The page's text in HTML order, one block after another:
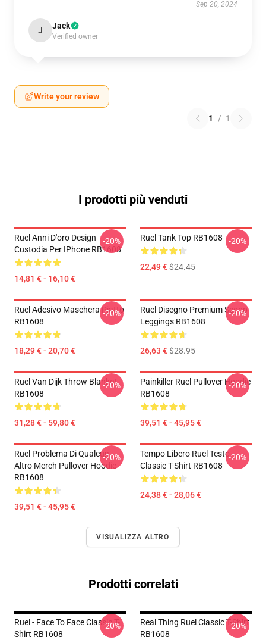
Sep 20, 2024
J Jack
Verified owner
Write your review
1 / 1
I prodotti più venduti
Ruel Anni D'oro Design
Custodia Per IPhone RB1608
14,81 € - 16,10 €
-20% Ruel Tank Top RB1608
22,49 €$24.45
-20%
Ruel Adesivo Maschera Piatto
RB1608
18,29 € - 20,70 €
-20%
Ruel Disegno Premium Scoop
Leggings RB1608
26,63 €$28.95
-20%
Ruel Van Dijk Throw Blanket
RB1608
31,28 € - 59,80 €
-20%
Painkiller Ruel Pullover Hoodie
RB1608
39,51 € - 45,95 €
-20%
Ruel Problema Di Qualcun
Altro Merch Pullover Hoodie
RB1608
39,51 € - 45,95 €
-20%
Tempo Libero Ruel Testo
Classic T-Shirt RB1608
24,38 € - 28,06 €
-20%
VISUALIZZA ALTRO
Prodotti correlati
Ruel - Face To Face Classic T-
Shirt RB1608
-20%
Real Thing Ruel Classic T-Shirt
RB1608
-20%